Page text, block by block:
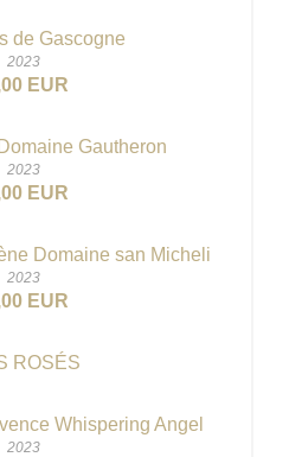
de Gascogne
2023
EUR
Gautheron
2023
EUR
Domaine san Micheli
2023
EUR
ROSÉS
Whispering Angel
2023